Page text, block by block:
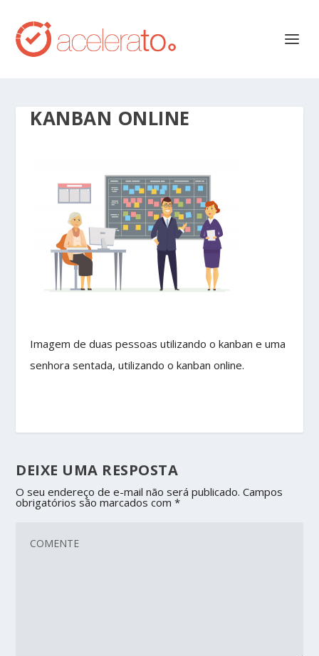
KANBAN ONLINE
Imagem de duas pessoas utilizando o kanban e uma
senhora sentada, utilizando o kanban online.
DEIXE UMA RESPOSTA
O seu endereço de e-mail não será publicado. Campos
obrigatórios são marcados com*